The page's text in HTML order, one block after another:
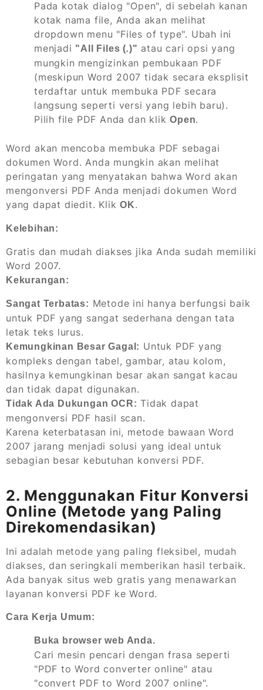
Pada kotak dialog "Open", di sebelah kanan
kotak nama file, Anda akan melihat
dropdown menu "Files of type". Ubah ini
menjadi "All Files (.)" atau cari opsi yang
mungkin mengizinkan pembukaan PDF
(meskipun Word 2007 tidak secara eksplisit
terdaftar untuk membuka PDF secara
langsung seperti versi yang lebih baru).
Pilih file PDF Anda dan klikOpen.
Word akan mencoba membuka PDF sebagai
dokumen Word. Anda mungkin akan melihat
peringatan yang menyatakan bahwa Word akan
mengonversi PDF Anda menjadi dokumen Word
yang dapat diedit. KlikOK.
Kelebihan:
Gratis dan mudah diakses jika Anda sudah memiliki
Word 2007.
Kekurangan:
Sangat Terbatas: Metode ini hanya berfungsi baik
untuk PDF yang sangat sederhana dengan tata
letak teks lurus.
Kemungkinan Besar Gagal: Untuk PDF yang
kompleks dengan tabel, gambar, atau kolom,
hasilnya kemungkinan besar akan sangat kacau
dan tidak dapat digunakan.
Tidak Ada Dukungan OCR: Tidak dapat
mengonversi PDF hasil scan.
Karena keterbatasan ini, metode bawaan Word
2007 jarang menjadi solusi yang ideal untuk
sebagian besar kebutuhan konversi PDF.
2. Menggunakan Fitur Konversi
Online (Metode yang Paling
Direkomendasikan)
Ini adalah metode yang paling fleksibel, mudah
diakses, dan seringkali memberikan hasil terbaik.
Ada banyak situs web gratis yang menawarkan
layanan konversi PDF ke Word.
Cara Kerja Umum:
Buka browser web Anda.
Cari mesin pencari dengan frasa seperti
"PDF to Word converter online" atau
"convert PDF to Word 2007 online".